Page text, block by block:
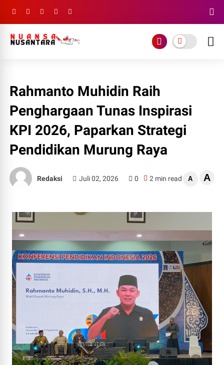
Rahmanto Muhidin Raih
Penghargaan Tunas Inspirasi
KPI 2026, Paparkan Strategi
Pendidikan Murung Raya
Redaksi Juli 02, 2026 0 2 min read A A